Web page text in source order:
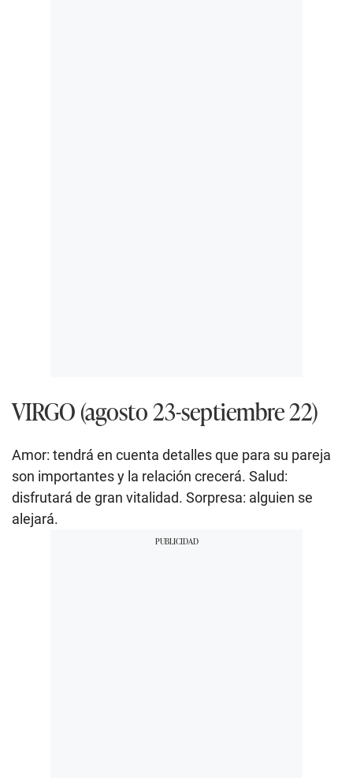
VIRGO (agosto 23-septiembre 22)
Amor: tendrá en cuenta detalles que para su pareja
son importantes y la relación crecerá. Salud:
disfrutará de gran vitalidad. Sorpresa: alguien se
alejará.